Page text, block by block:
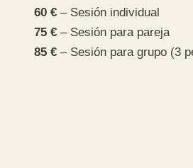
60 €– Sesión individual
75 €– Sesión para pareja
85 €– Sesión para grupo (3